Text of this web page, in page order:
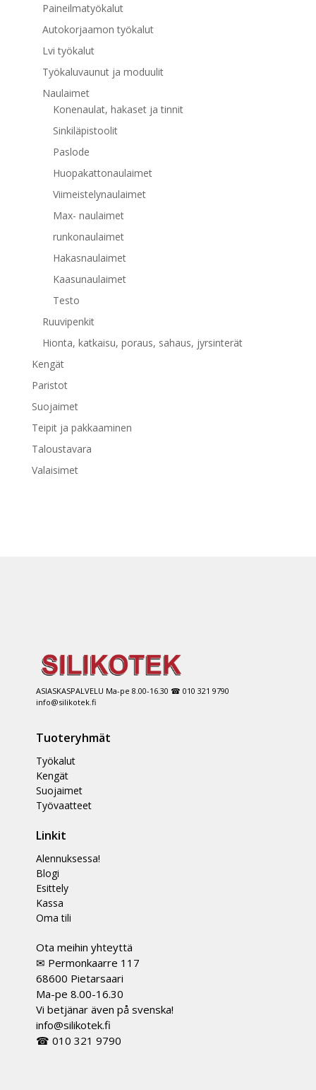
Paineilmatyökalut
Autokorjaamon työkalut
Lvi työkalut
Työkaluvaunut ja moduulit
Naulaimet
Konenaulat, hakaset ja tinnit
Sinkiläpistoolit
Paslode
Huopakattonaulaimet
Viimeistelynaulaimet
Max- naulaimet
runkonaulaimet
Hakasnaulaimet
Kaasunaulaimet
Testo
Ruuvipenkit
Hionta, katkaisu, poraus, sahaus, jyrsinterät
Kengät
Paristot
Suojaimet
Teipit ja pakkaaminen
Taloustavara
Valaisimet
ASIASKASPALVELU Ma-pe 8.00-16.30 ☎ 010 321 9790
info@silikotek.fi
Tuoteryhmät
Työkalut
Kengät
Suojaimet
Työvaatteet
Linkit
Alennuksessa!
Blogi
Esittely
Kassa
Oma tili
Ota meihin yhteyttä
✉ Permonkaarre 117
68600 Pietarsaari
Ma-pe 8.00-16.30
Vi betjänar även på svenska!
info@silikotek.fi
☎ 010 321 9790